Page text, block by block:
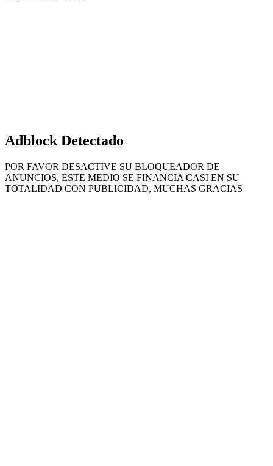
Adblock Detectado
POR FAVOR DESACTIVE SU BLOQUEADOR DE
ANUNCIOS, ESTE MEDIO SE FINANCIA CASI EN SU
TOTALIDAD CON PUBLICIDAD, MUCHAS GRACIAS